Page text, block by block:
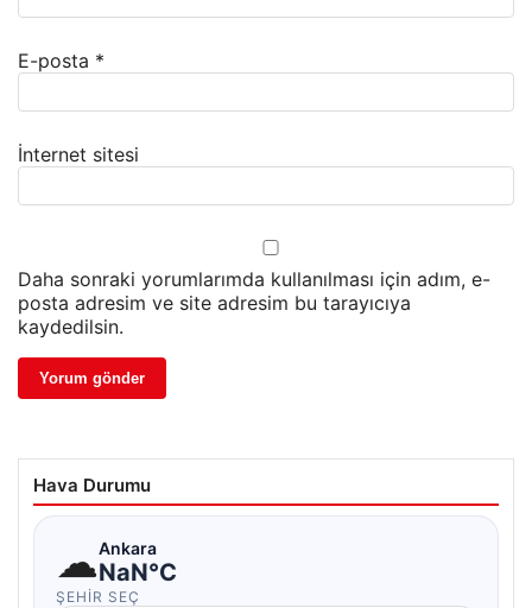
E-posta *
İnternet sitesi
Daha sonraki yorumlarımda kullanılması için adım, e-
posta adresim ve site adresim bu tarayıcıya
kaydedilsin.
Hava Durumu
☁Ankara
NaN°C
ŞEHIR SEÇ